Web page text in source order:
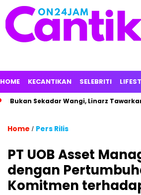
HOME KECANTIKAN SELEBRITI
Bukan Sekadar Wangi, Linarz
Home / Pers Rilis
PT UOB Asset
dengan
Komitmen